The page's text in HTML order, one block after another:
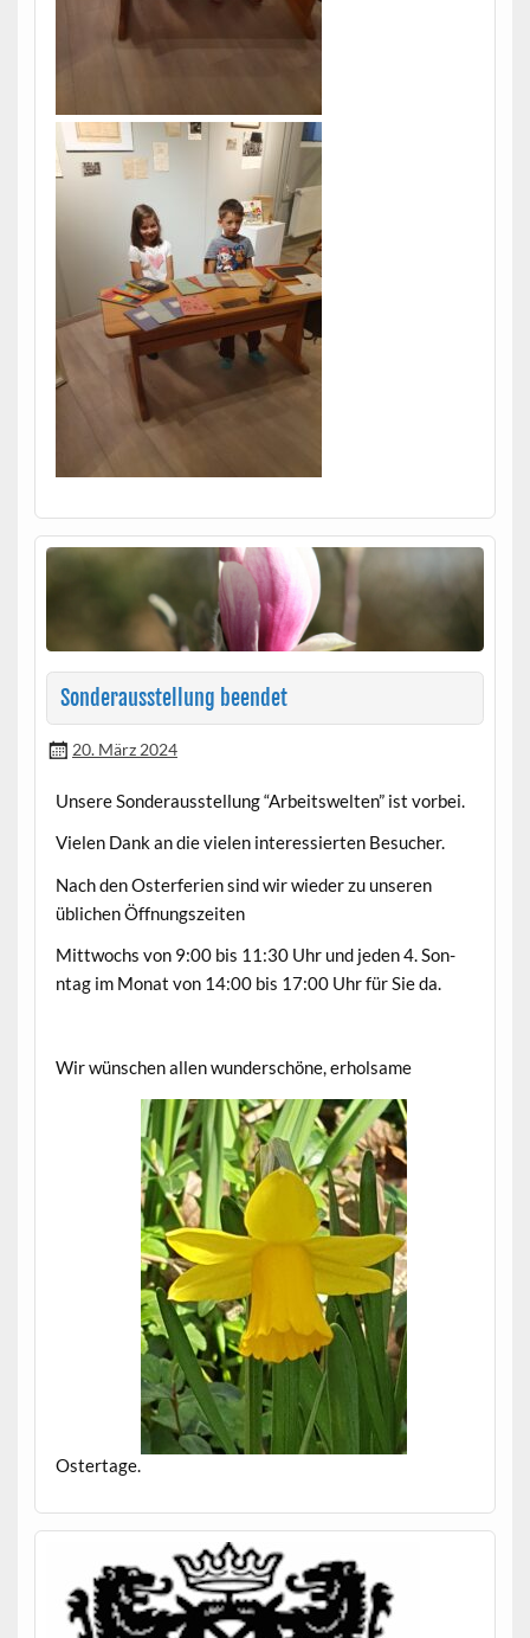
Sonderausstellung beendet
20. März 2024
Unsere Son­der­ausstel­lung “Arbeitswel­ten” ist vorbei.
Vie­len Dank an die vie­len inter­essierten Besucher.
Nach den Oster­fe­rien sind wir wieder zu unseren
üblichen Öffnungszeiten
Mittwochs von 9:00 bis 11:30 Uhr und jeden 4. Son­
ntag im Monat von 14:00 bis 17:00 Uhr für Sie da.
Wir wün­schen allen wun­der­schöne, erhol­same
Ostertage.